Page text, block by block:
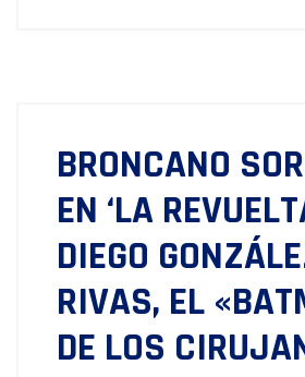
BRONCANO
EN ‘LA
DIEGO
RIVAS, EL
DE LOS